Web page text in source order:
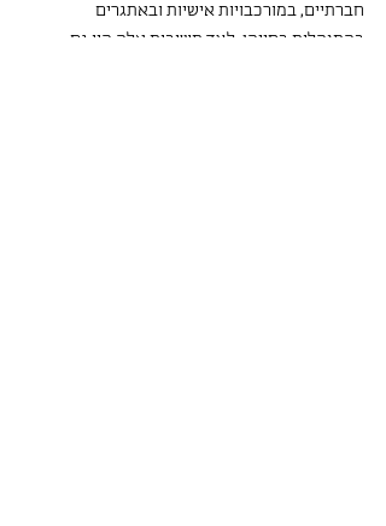
חברתיים, במורכבויות אישיות ובאתגרים
בהתנהלות בחייהן. לצד תשובות אלה היו גם